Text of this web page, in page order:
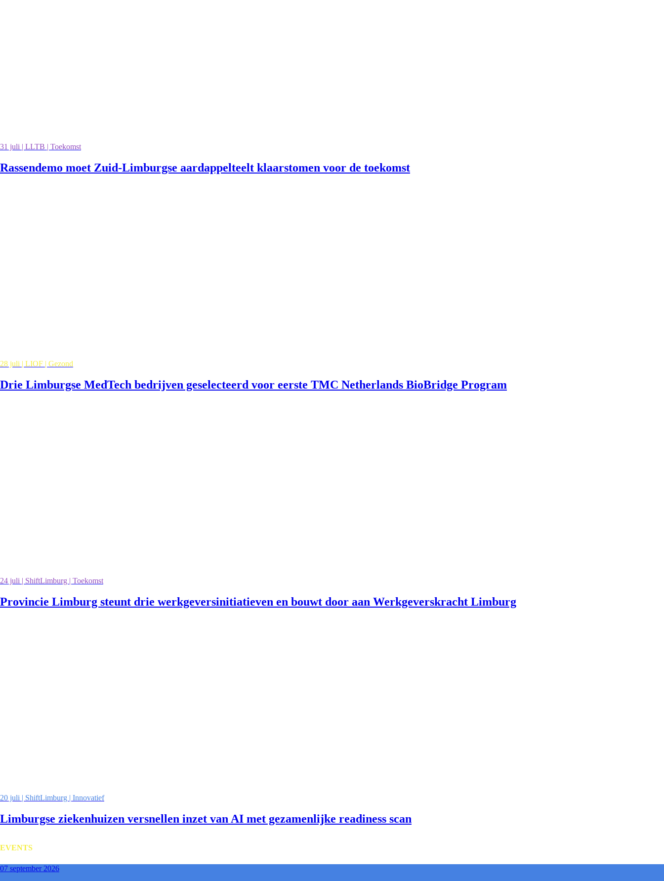
31 juli | LLTB | Toekomst
Rassendemo moet Zuid-Limburgse aardappelteelt klaarstomen voor de toekomst
28 juli | LIOF | Gezond
Drie Limburgse MedTech bedrijven geselecteerd voor eerste TMC Netherlands BioBridge Program
24 juli | ShiftLimburg | Toekomst
Provincie Limburg steunt drie werkgeversinitiatieven en bouwt door aan Werkgeverskracht Limburg
20 juli | ShiftLimburg | Innovatief
Limburgse ziekenhuizen versnellen inzet van AI met gezamenlijke readiness scan
EVENTS
07 september 2026